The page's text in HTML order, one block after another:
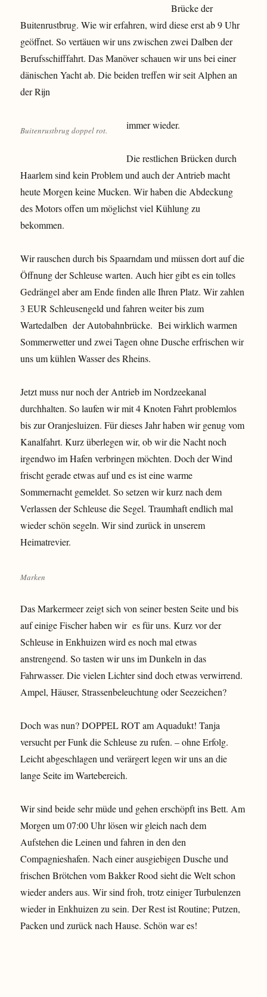
Brücke der
Buitenrustbrug. Wie wir erfahren, wird diese erst ab 9 Uhr
geöffnet. So vertäuen wir uns zwischen zwei Dalben der
Berufsschifffahrt. Das Manöver schauen wir uns bei einer
dänischen Yacht ab. Die beiden treffen wir seit Alphen an
der Rijn
Buitenrustbrug doppel rot. immer wieder.
Die restlichen Brücken durch
Haarlem sind kein Problem und auch der Antrieb macht
heute Morgen keine Mucken. Wir haben die Abdeckung
des Motors offen um möglichst viel Kühlung zu
bekommen.
Wir rauschen durch bis Spaarndam und müssen dort auf die
Öffnung der Schleuse warten. Auch hier gibt es ein tolles
Gedrängel aber am Ende finden alle Ihren Platz. Wir zahlen
3 EUR Schleusengeld und fahren weiter bis zum
Wartedalben der Autobahnbrücke. Bei wirklich warmen
Sommerwetter und zwei Tagen ohne Dusche erfrischen wir
uns um kühlen Wasser des Rheins.
Jetzt muss nur noch der Antrieb im Nordzeekanal
durchhalten. So laufen wir mit 4 Knoten Fahrt problemlos
bis zur Oranjesluizen. Für dieses Jahr haben wir genug vom
Kanalfahrt. Kurz überlegen wir, ob wir die Nacht noch
irgendwo im Hafen verbringen möchten. Doch der Wind
frischt gerade etwas auf und es ist eine warme
Sommernacht gemeldet. So setzen wir kurz nach dem
Verlassen der Schleuse die Segel. Traumhaft endlich mal
wieder schön segeln. Wir sind zurück in unserem
Heimatrevier.
Marken
Das Markermeer zeigt sich von seiner besten Seite und bis
auf einige Fischer haben wir es für uns. Kurz vor der
Schleuse in Enkhuizen wird es noch mal etwas
anstrengend. So tasten wir uns im Dunkeln in das
Fahrwasser. Die vielen Lichter sind doch etwas verwirrend.
Ampel, Häuser, Strassenbeleuchtung oder Seezeichen?
Doch was nun? DOPPEL ROT am Aquadukt! Tanja
versucht per Funk die Schleuse zu rufen. – ohne Erfolg.
Leicht abgeschlagen und verärgert legen wir uns an die
lange Seite im Wartebereich.
Wir sind beide sehr müde und gehen erschöpft ins Bett. Am
Morgen um 07:00 Uhr lösen wir gleich nach dem
Aufstehen die Leinen und fahren in den den
Compagnieshafen. Nach einer ausgiebigen Dusche und
frischen Brötchen vom Bakker Rood sieht die Welt schon
wieder anders aus. Wir sind froh, trotz einiger Turbulenzen
wieder in Enkhuizen zu sein. Der Rest ist Routine; Putzen,
Packen und zurück nach Hause. Schön war es!